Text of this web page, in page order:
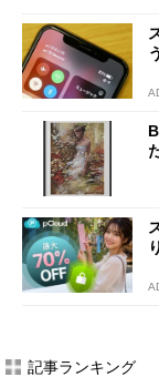
記事ランキング